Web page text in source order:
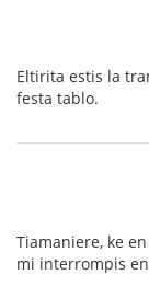
Eltirita estis la
festa tablo.
Tiamaniere, ke
mi interrompis